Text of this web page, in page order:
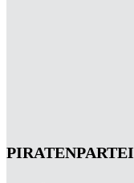
PIRATENPARTEI